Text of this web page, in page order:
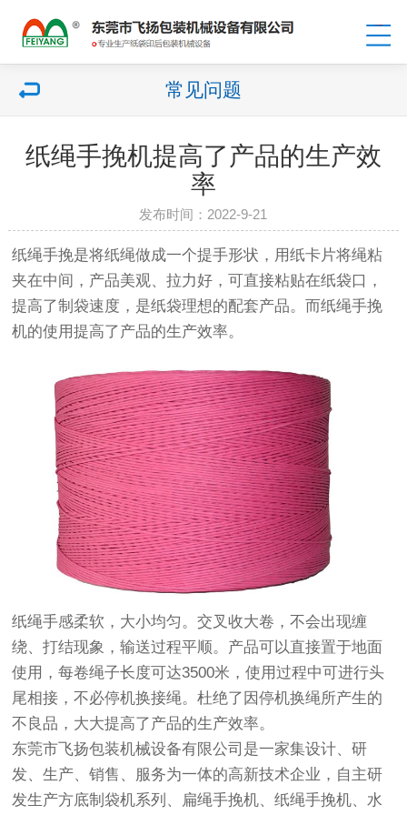
常见问题
纸绳手挽机提高了产品的生产效
率
发布时间：2022-9-21
纸绳手挽是将纸绳做成一个提手形状，用纸卡片将绳粘
夹在中间，产品美观、拉力好，可直接粘贴在纸袋口，
提高了制袋速度，是纸袋理想的配套产品。而纸绳手挽
机的使用提高了产品的生产效率。
纸绳手感柔软，大小均匀。交叉收大卷，不会出现缠
绕、打结现象，输送过程平顺。产品可以直接置于地面
使用，每卷绳子长度可达3500米，使用过程中可进行头
尾相接，不必停机换接绳。杜绝了因停机换绳所产生的
不良品，大大提高了产品的生产效率。
东莞市飞扬包装机械设备有限公司是一家集设计、研
发、生产、销售、服务为一体的高新技术企业，自主研
发生产方底制袋机系列、扁绳手挽机、纸绳手挽机、水